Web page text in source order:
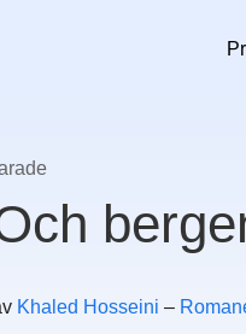
Khaled Hosseini –